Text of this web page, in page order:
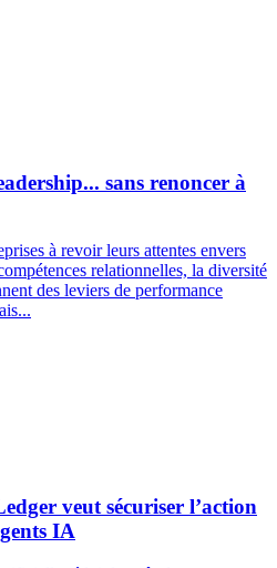
sans renoncer à
à revoir leurs attentes envers
relationnelles, la diversité
des leviers de performance
veut sécuriser l’action
IA